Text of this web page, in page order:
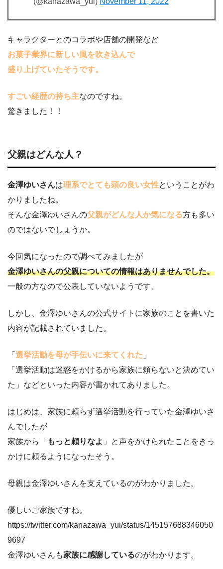
キャラクターとのコラボや店舗の開発など
お菓子業界に新しい風を吹き込んで
盛り上げていたそうです。
すごい経歴の持ち主なのですね。
驚きました！！
父親はどんな人？
金澤ゆいさんは理系でとても頭の良い女性ということがわ
かりましたね。
そんな金澤ゆいさんの父親がどんな人か気になる方も多い
のではないでしょうか。
今回気になったので調べてみましたが
金澤ゆいさんの父親についての情報はありませんでした。
一般の方なので公表していないようです。
しかし、金澤ゆいさんの公式サイトに家族のことを書いた
内容が記載されていました。
「 選挙活動を母が手伝いに来てくれた 」
「選挙活動は迷惑をかけるから家族に頼らないと決めてい
た」などといった内容が書かれてありました。
はじめは、家族に頼らず選挙活動を行っていた金澤ゆいさ
んでしたが
家族から「 もっと頼りなよ 」と声をかけられたことをきっ
かけに頼るようになったそう。
母親は金澤ゆいさんを支えているのがわかりました。
優しいご家族ですね。
https://twitter.com/kanazawa_yui/status/145157688346050
9697
金澤ゆいさんも家族に感謝しているのがわかります。